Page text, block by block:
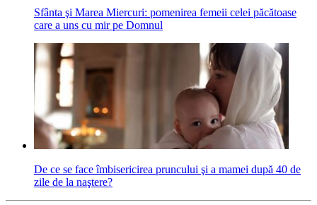
Sfânta şi Marea Miercuri: pomenirea femeii celei păcătoase
care a uns cu mir pe Domnul
De ce se face îmbisericirea pruncului şi a mamei după 40 de
zile de la naştere?